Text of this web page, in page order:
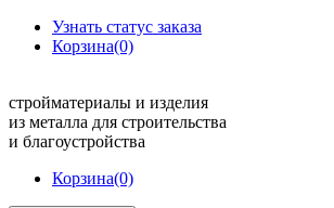
Узнать статус заказа
Корзина(0)
стройматериалы и изделия
из металла для строительства
и благоустройства
Корзина(0)